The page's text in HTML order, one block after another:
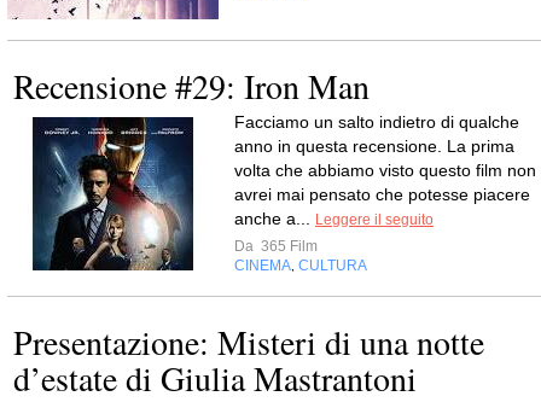
Recensione #29: Iron Man
Facciamo un salto indietro di qualche
anno in questa recensione. La prima
volta che abbiamo visto questo film non
avrei mai pensato che potesse piacere
anche a...
Leggere il seguito
Da 365 Film
CINEMA CULTURA
Presentazione: Misteri di una notte
d’estate di Giulia Mastrantoni